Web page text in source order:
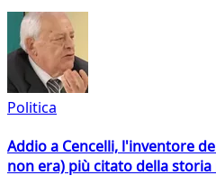
Politica
Addio a Cencelli, l'inventore
non era) più citato della